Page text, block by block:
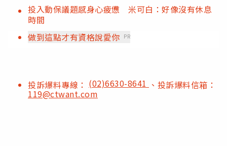
投入動保議題感身心疲憊 米可白：好像沒有休息
時間
做到這點才有資格說愛你 PR
投訴爆料專線： (02)6630-8641 、投訴爆料信箱：
119@ctwant.com